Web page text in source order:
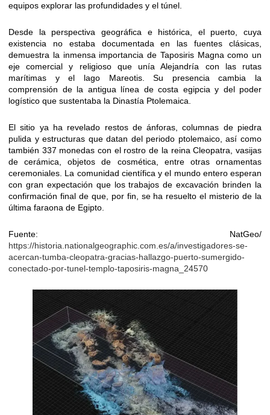
equipos explorar las profundidades y el túnel.
Desde la perspectiva geográfica e histórica, el puerto, cuya
existencia no estaba documentada en las fuentes clásicas,
demuestra la inmensa importancia de Taposiris Magna como un
eje comercial y religioso que unía Alejandría con las rutas
marítimas y el lago Mareotis. Su presencia cambia la
comprensión de la antigua línea de costa egipcia y del poder
logístico que sustentaba la Dinastía Ptolemaica.
El sitio ya ha revelado restos de ánforas, columnas de piedra
pulida y estructuras que datan del periodo ptolemaico, así como
también 337 monedas con el rostro de la reina Cleopatra, vasijas
de cerámica, objetos de cosmética, entre otras ornamentas
ceremoniales. La comunidad científica y el mundo entero esperan
con gran expectación que los trabajos de excavación brinden la
confirmación final de que, por fin, se ha resuelto el misterio de la
última faraona de Egipto.
Fuente: NatGeo/
https://historia.nationalgeographic.com.es/a/investigadores-se-
acercan-tumba-cleopatra-gracias-hallazgo-puerto-sumergido-
conectado-por-tunel-templo-taposiris-magna_24570